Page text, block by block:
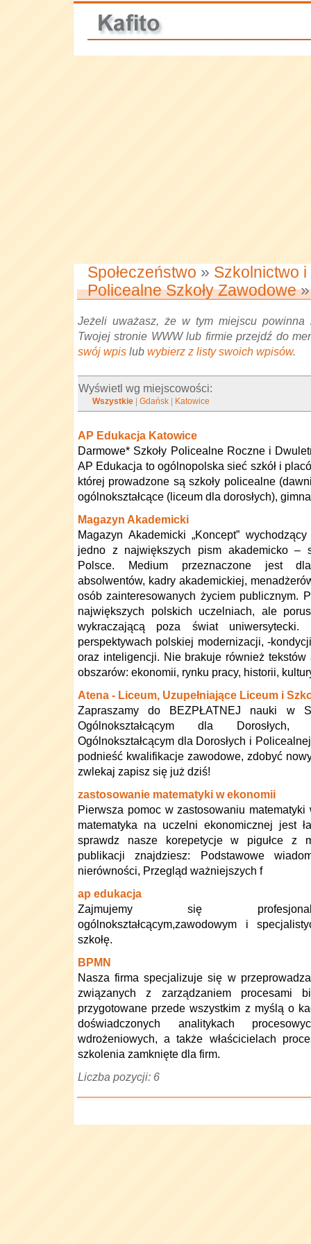
Społeczeństwo » Szkolnictwo
Policealne Szkoły Zawodowe»
Jeżeli uważasz, że w tym miejscu powinna
Twojej stronie WWW lub firmie przejdź do
swój wpis lub wybierz z listy swoich wpisów.
Wyświetl wg miejscowości:
Wszystkie |Gdańsk Katowice
AP Edukacja Katowice
Darmowe* Szkoły Policealne Roczne i
AP Edukacja to ogólnopolska sieć szkół i
której prowadzone są szkoły policealne
ogólnokształcące (liceum dla dorosłych),
Magazyn Akademicki
Magazyn Akademicki „Koncept”
jedno z największych pism akademicko –
Polsce. Medium przeznaczone jest
absolwentów, kadry akademickiej,
osób zainteresowanych życiem publicznym.
największych polskich uczelniach, ale
wykraczającą poza świat
perspektywach polskiej modernizacji, -
oraz inteligencji. Nie brakuje również
obszarów: ekonomii, rynku pracy, historii,
Atena - Liceum, Uzupełniające Liceum i
Zapraszamy do BEZPŁATNEJ nauki w
Ogólnokształcącym dla Dorosłych,
Ogólnokształcącym dla Dorosłych i
podnieść kwalifikacje zawodowe, zdobyć
zwlekaj zapisz się już dziś!
zastosowanie matematyki w ekonomii
Pierwsza pomoc w zastosowaniu
matematyka na uczelni ekonomicznej jest
sprawdz nasze korepetycje w pigułce z
publikacji znajdziesz: Podstawowe
nierówności, Przegląd ważniejszych f
ap edukacja
Zajmujemy się
ogólnokształcącym,zawodowym i
szkołę.
BPMN
Nasza firma specjalizuje się w
związanych z zarządzaniem procesami
przygotowane przede wszystkim z myślą o
doświadczonych analitykach
wdrożeniowych, a także właścicielach
szkolenia zamknięte dla firm.
Liczba pozycji: 6